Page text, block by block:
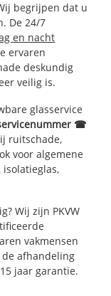
begrijpen dat u
De 24/7
en nacht
ervaren
deskundig
veilig is.
glasservice
☎
ruitschade,
voor algemene
Wij zijn PKVW
vakmensen
afhandeling
jaar garantie.